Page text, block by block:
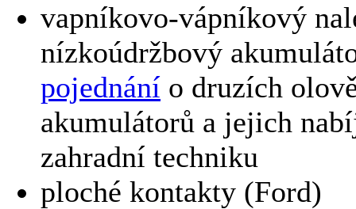
vapníkovo-vápníkový
nízkoúdržbový
pojednání o druzích
akumulátorů a jejich
zahradní techniku
ploché kontakty (Ford)